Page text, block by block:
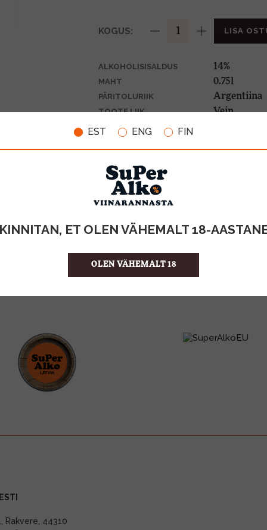
EST ENG FIN
ET OLEN VÄHEMALT 18-
OLEN VÄHEMALT 18
KOGUS: LISA
ALKOHOLISISALDUS 14%
MAHT 0.75l
PÄRITOLURIIK Argentiina
TOOTE LIIK Vein
ÜHIKU HIND
Rakvere, 44310